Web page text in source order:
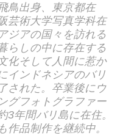
鳥出身、東京都在
芸術大学写真学科在
ジアの国々を訪れる
らしの中に存在する
化そして人間に惹か
インドネシアのバリ
された。卒業後にウ
グフォトグラファー
3年間バリ島に在住。
作品制作を継続中。